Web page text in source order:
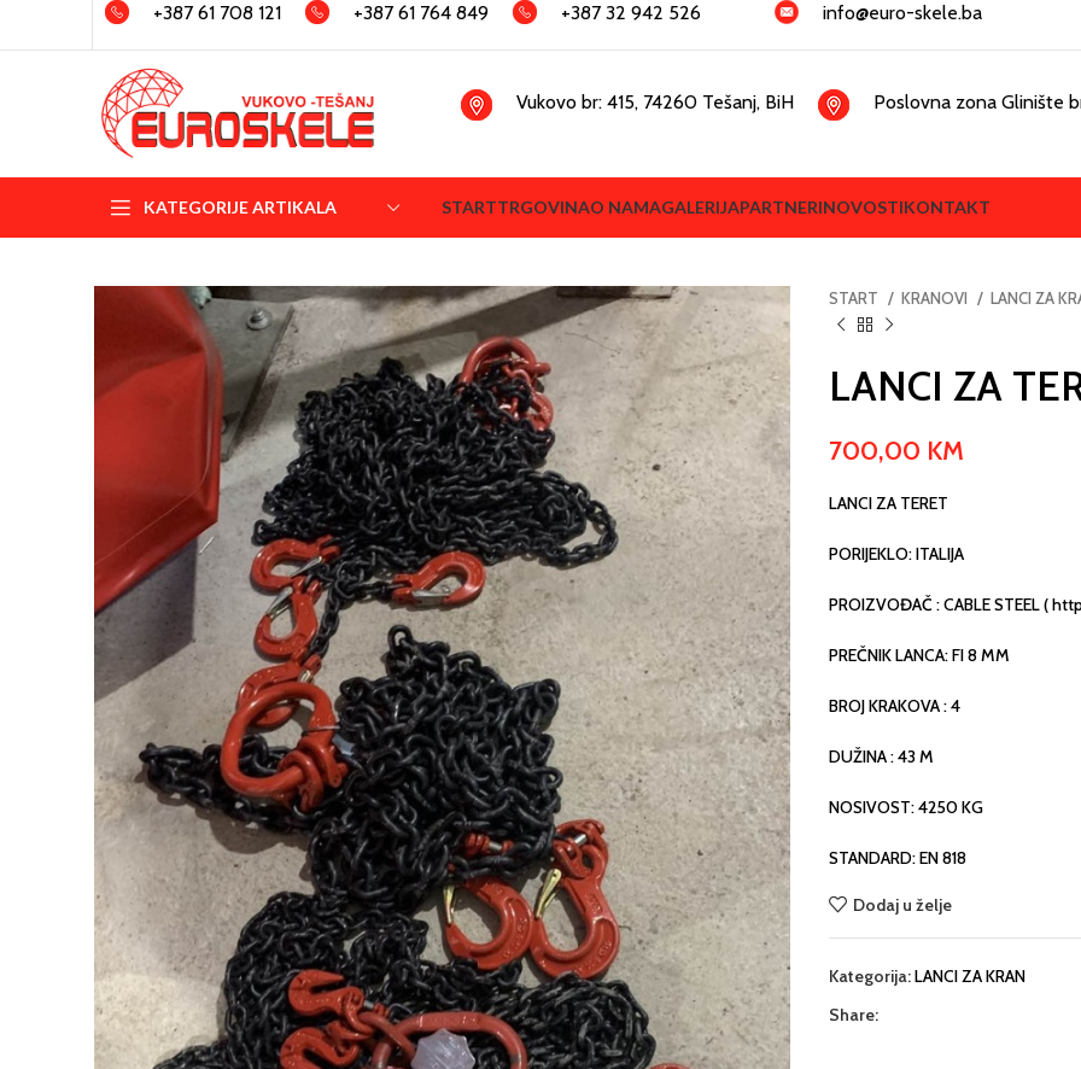
+387 61 708 121 +387 61 764 849 +387 32 942 526 info@euro-skele.ba
Vukovo br: 415, 74260 Tešanj, BiH Poslovna zona Glinište
KATEGORIJE ARTIKALA STARTTRGOVINAO NAMAGALERIJAPARTNERINOVOSTIKONTAKT
START KRANOVI LANCI ZA
LANCI ZA
700,00 KM
LANCI ZA TERET
PORIJEKLO: ITALIJA
PROIZVOĐAČ : CABLE STEEL (
PREČNIK LANCA: FI 8 MM
BROJ KRAKOVA : 4
DUŽINA : 43 M
NOSIVOST: 4250 KG
STANDARD: EN 818
Dodaj u želje
Kategorija:LANCI ZA KRAN
Share: